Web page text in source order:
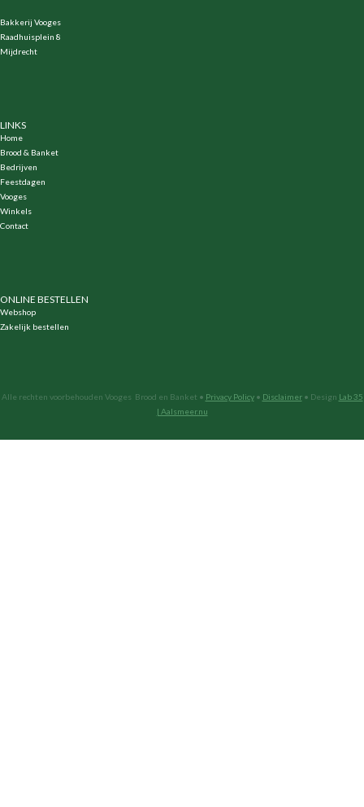
Bakkerij Vooges
Raadhuisplein 8
Mijdrecht
LINKS
Home
Brood & Banket
Bedrijven
Feestdagen
Vooges
Winkels
Contact
ONLINE BESTELLEN
Webshop
Zakelijk bestellen
Alle rechten voorbehouden Vooges Brood en Banket • Privacy Policy• Disclaimer• Design Lab 35
| Aalsmeer.nu